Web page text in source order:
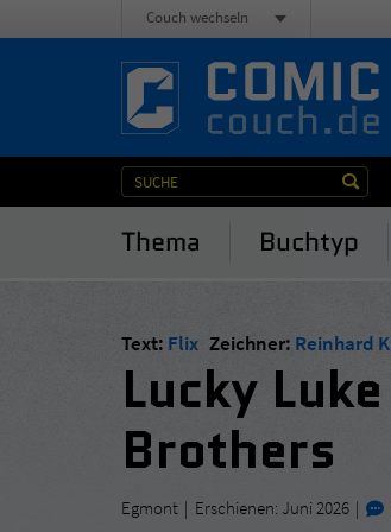
Thema Buchtyp
Couch wechseln
Text: Flix Zeichner: Reinhard
Lucky
Brothers
Egmont Erschienen: Juni 2026